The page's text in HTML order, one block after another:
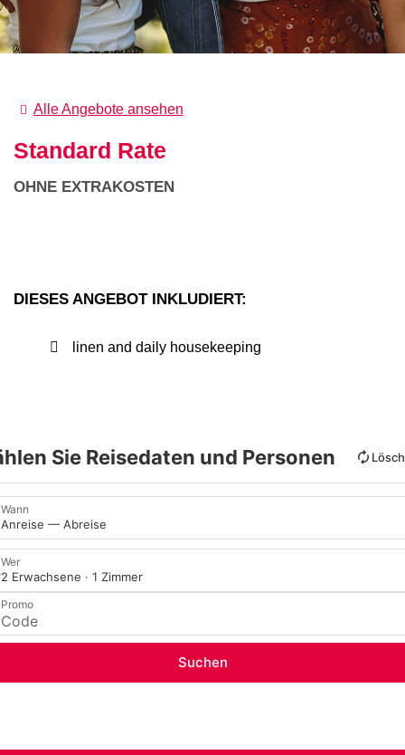
Alle Angebote ansehen
Standard Rate
OHNE EXTRAKOSTEN
DIESES ANGEBOT INKLUDIERT:
linen and daily housekeeping
Sie Reisedaten und Personen
Wann
Anreise — Abreise
Wer
2 Erwachsene · 1 Zimmer
Promo
Suchen